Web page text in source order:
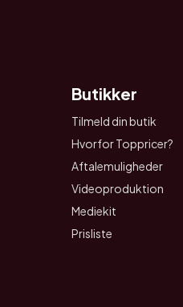
Butikker
Tilmeld din butik
Hvorfor Toppricer?
Aftalemuligheder
Videoproduktion
Mediekit
Prisliste